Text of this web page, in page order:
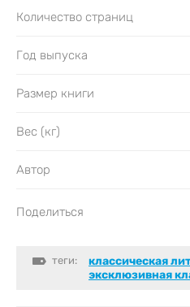
Количество страниц
Год выпуска
Размер книги
Вес (кг)
Автор
Поделиться
теги: классическая
эксклюзивная